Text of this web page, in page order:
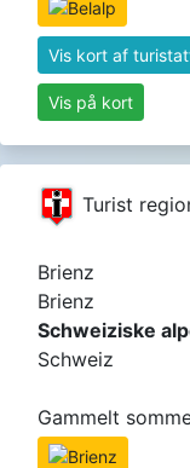
Vis kort af
Vis på kort
Turist
Brienz
Brienz
Schweiziske
Schweiz
Gammelt